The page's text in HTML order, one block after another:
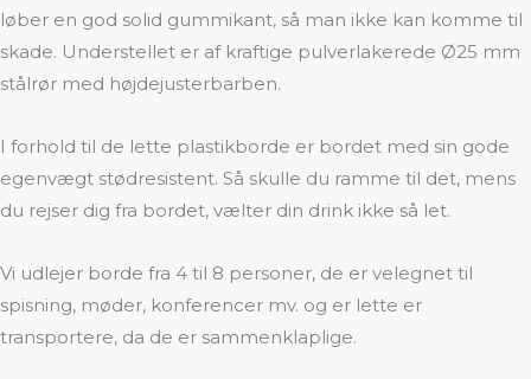
løber en god solid gummikant, så man ikke kan komme til
skade. Understellet er af kraftige pulverlakerede Ø25 mm
stålrør med højdejusterbarben.
I forhold til de lette plastikborde er bordet med sin gode
egenvægt stødresistent. Så skulle du ramme til det, mens
du rejser dig fra bordet, vælter din drink ikke så let.
Vi udlejer borde fra 4 til 8 personer, de er velegnet til
spisning, møder, konferencer mv. og er lette er
transportere, da de er sammenklaplige.